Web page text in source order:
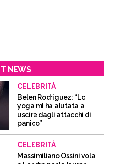
NEWS
CELEBRITÀ
Belen Rodriguez: “Lo
yoga mi ha aiutata a
uscire dagli attacchi di
panico”
CELEBRITÀ
Massimiliano Ossini vola